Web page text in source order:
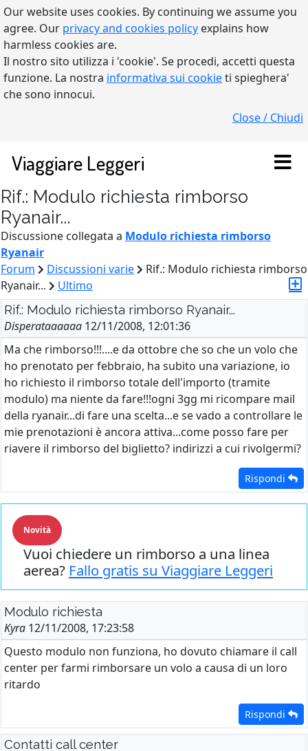
Our website uses cookies. By continuing we assume you
agree. Our privacy and cookies policy explains how
harmless cookies are.
Il nostro sito utilizza i 'cookie'. Se procedi, accetti questa
funzione. La nostra informativa sui cookieti spieghera'
che sono innocui.
Close / Chiudi
Viaggiare Leggeri
Rif.: Modulo richiesta rimborso
Ryanair...
Discussione collegata a Modulo richiesta rimborso
Ryanair
Forum
Discussioni varie
Rif.: Modulo richiesta rimborso
Ryanair...
Ultimo
Rif.: Modulo richiesta rimborso Ryanair...
Disperataaaaaa 12/11/2008, 12:01:36
Ma che rimborso!!!....e da ottobre che so che un volo che
ho prenotato per febbraio, ha subito una variazione, io
ho richiesto il rimborso totale dell'importo (tramite
modulo) ma niente da fare!!!ogni 3gg mi ricompare mail
della ryanair...di fare una scelta...e se vado a controllare le
mie prenotazioni è ancora attiva...come posso fare per
riavere il rimborso del biglietto? indirizzi a cui rivolgermi?
Rispondi
Novità
Vuoi chiedere un rimborso a una linea
aerea? Fallo gratis su Viaggiare Leggeri
Modulo richiesta
Kyra 12/11/2008, 17:23:58
Questo modulo non funziona, ho dovuto chiamare il call
center per farmi rimborsare un volo a causa di un loro
ritardo
Rispondi
Contatti call center